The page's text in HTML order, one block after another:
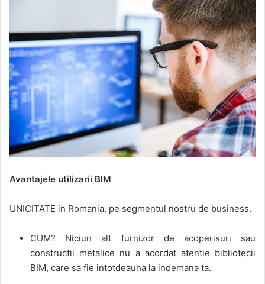
Avantajele utilizarii BIM
UNICITATE in Romania, pe segmentul nostru de business.
CUM? Niciun alt furnizor de acoperisuri sau
constructii metalice nu a acordat atentie bibliotecii
BIM, care sa fie intotdeauna la indemana ta.